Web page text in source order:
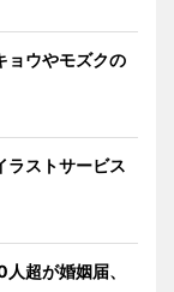
ウやモズクの
ストサービス
超が婚姻届、